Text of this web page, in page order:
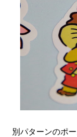
別パターンのポ